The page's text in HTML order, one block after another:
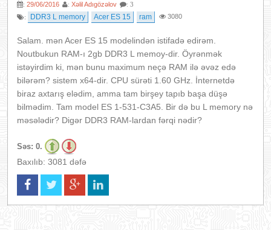
XƏBƏRLƏR
: 29/06/2016 : Xəlil Adıgözəlov
: 3
:
DDR3 L memory Acer ES 15 ram 3080
Salam. mən Acer ES 15 modelindən istifadə edirəm.
Noutbukun RAM-ı 2gb DDR3 L memoy-dir. Öyrənmək
istəyirdim ki, mən bunu maximum neçə RAM ilə əvəz edə
bilərəm? sistem x64-dir. CPU sürəti 1.60 GHz. İnternetdə
biraz axtarış elədim, amma tam birşey tapıb başa düşə
bilmədim. Tam model ES 1-531-C3A5. Bir də bu L memory nə
məsələdir? Digər DDR3 RAM-lardan fərqi nədir?
Səs: 0.
Baxılıb: 3081 dəfə